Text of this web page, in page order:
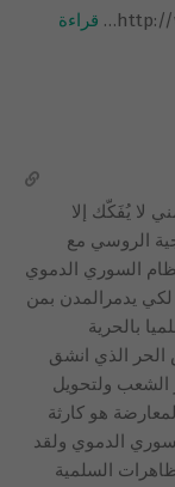
http://
… قراءة
وأمني لا يُفَكّك إلا
الروسي مع
السوري الدموي
مهلة اضافية حتى 10 افريل لكي يدمرالمدن بمن
بالحرية
الحر الذي انشق
الشعب ولتحويل
هو كارثة
الدموي ولقد
السلمية